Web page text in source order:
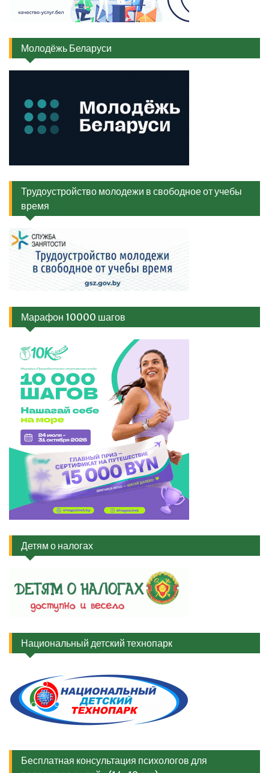
Молодёжь Беларуси
Трудоустройство молодежи в свободное от учебы
время
Марафон 10000 шагов
Детям о налогах
Национальный детский технопарк
Бесплатная консультация психологов для